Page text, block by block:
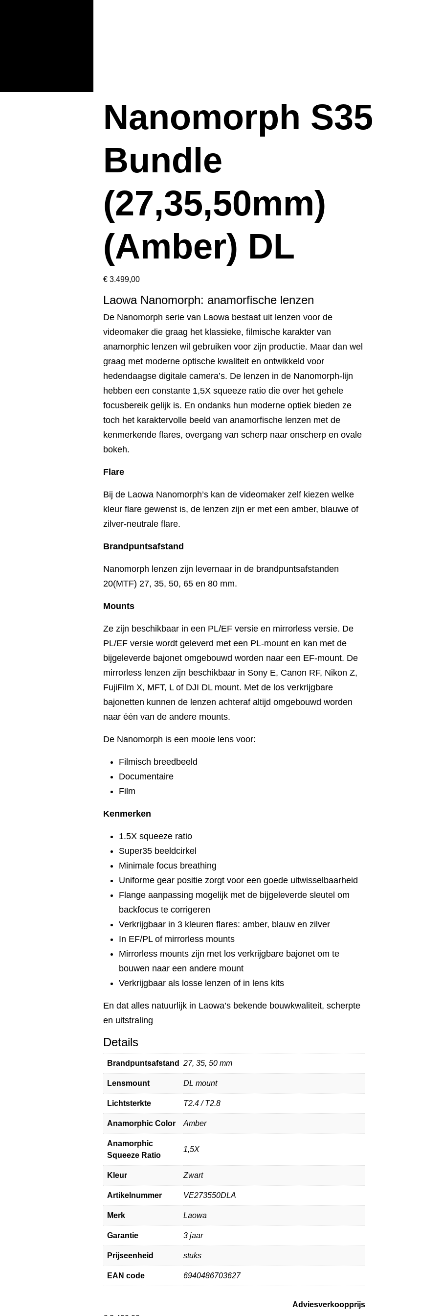
Nanomorph S35
Bundle
(27,35,50mm)
(Amber) DL
€ 3.499,00
Laowa Nanomorph: anamorfische lenzen
De Nanomorph serie van Laowa bestaat uit lenzen voor de
videomaker die graag het klassieke, filmische karakter van
anamorphic lenzen wil gebruiken voor zijn productie. Maar dan wel
graag met moderne optische kwaliteit en ontwikkeld voor
hedendaagse digitale camera’s. De lenzen in de Nanomorph-lijn
hebben een constante 1,5X squeeze ratio die over het gehele
focusbereik gelijk is. En ondanks hun moderne optiek bieden ze
toch het karaktervolle beeld van anamorfische lenzen met de
kenmerkende flares, overgang van scherp naar onscherp en ovale
bokeh.
Flare
Bij de Laowa Nanomorph’s kan de videomaker zelf kiezen welke
kleur flare gewenst is, de lenzen zijn er met een amber, blauwe of
zilver-neutrale flare.
Brandpuntsafstand
Nanomorph lenzen zijn levernaar in de brandpuntsafstanden
20(MTF) 27, 35, 50, 65 en 80 mm.
Mounts
Ze zijn beschikbaar in een PL/EF versie en mirrorless versie. De
PL/EF versie wordt geleverd met een PL-mount en kan met de
bijgeleverde bajonet omgebouwd worden naar een EF-mount. De
mirrorless lenzen zijn beschikbaar in Sony E, Canon RF, Nikon Z,
FujiFilm X, MFT, L of DJI DL mount. Met de los verkrijgbare
bajonetten kunnen de lenzen achteraf altijd omgebouwd worden
naar één van de andere mounts.
De Nanomorph is een mooie lens voor:
Filmisch breedbeeld
Documentaire
Film
Kenmerken
1.5X squeeze ratio
Super35 beeldcirkel
Minimale focus breathing
Uniforme gear positie zorgt voor een goede uitwisselbaarheid
Flange aanpassing mogelijk met de bijgeleverde sleutel om
backfocus te corrigeren
Verkrijgbaar in 3 kleuren flares: amber, blauw en zilver
In EF/PL of mirrorless mounts
Mirrorless mounts zijn met los verkrijgbare bajonet om te
bouwen naar een andere mount
Verkrijgbaar als losse lenzen of in lens kits
En dat alles natuurlijk in Laowa’s bekende bouwkwaliteit, scherpte
en uitstraling
Details
Brandpuntsafstand 27, 35, 50 mm
Lensmount DL mount
Lichtsterkte T2.4 / T2.8
Anamorphic Color Amber
Anamorphic
Squeeze Ratio
1,5X
Kleur Zwart
Artikelnummer VE273550DLA
Merk Laowa
Garantie 3 jaar
Prijseenheid stuks
EAN code 6940486703627
Adviesverkoopprijs